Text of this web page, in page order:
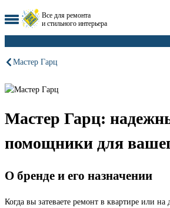
Все для ремонта
и стильного интерьера
Мастер Гарц
Мастер Гарц:
помощники для
О бренде и его назначении
Когда вы затеваете ремонт в квартире или